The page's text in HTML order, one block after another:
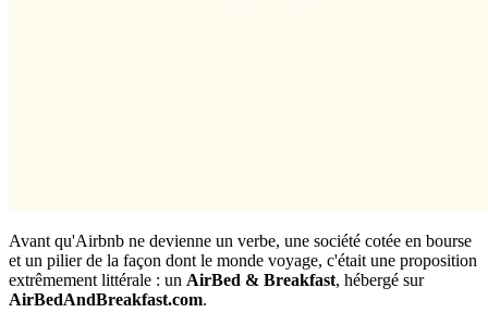
Avant qu'Airbnb ne devienne un verbe, une société cotée en bourse
et un pilier de la façon dont le monde voyage, c'était une proposition
extrêmement littérale : un AirBed & Breakfast, hébergé sur
AirBedAndBreakfast.com.